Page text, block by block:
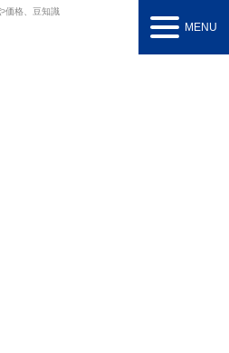
価格、豆知識
MENU